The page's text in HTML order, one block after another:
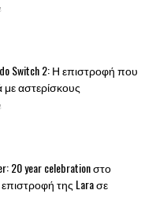
Switch 2: Η επιστροφή που
αστερίσκους
20 year celebration στο
της Lara σε